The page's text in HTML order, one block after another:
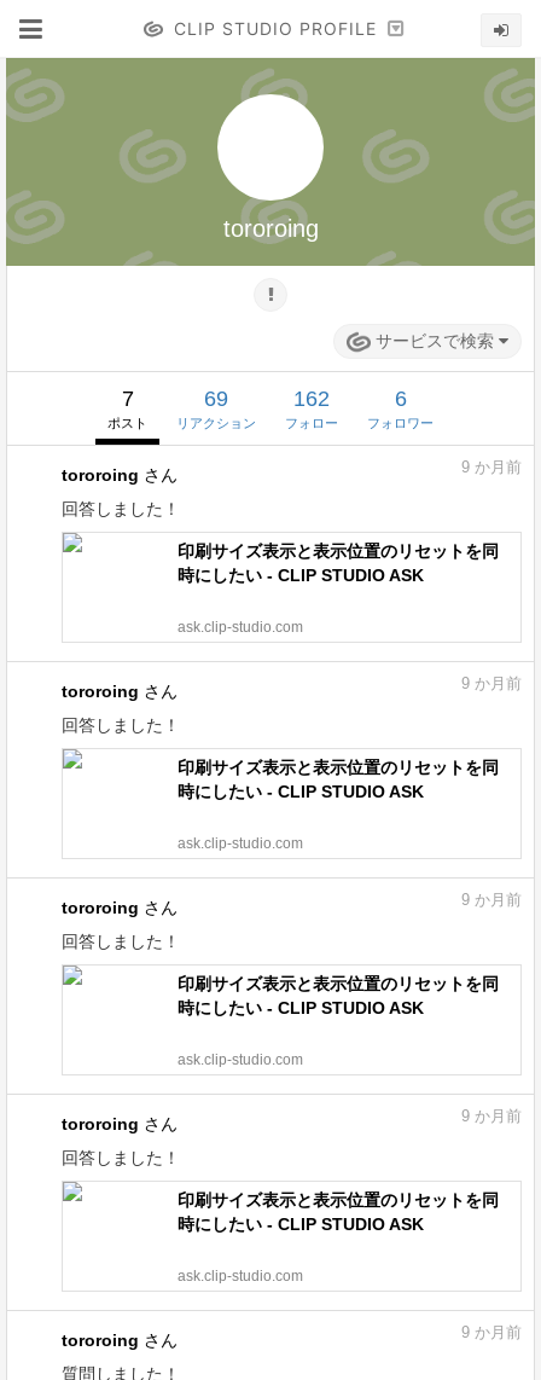
CLIP STUDIO PROFILE
tororoing
サービスで検索
7
ポスト
69
リアクション
162
フォロー
6
フォロワー
tororoing さん
回答しました！
9 か月前
印刷サイズ表示と表示位置のリセットを同
時にしたい - CLIP STUDIO ASK
ask.clip-studio.com
tororoing さん
回答しました！
9 か月前
印刷サイズ表示と表示位置のリセットを同
時にしたい - CLIP STUDIO ASK
ask.clip-studio.com
tororoing さん
回答しました！
9 か月前
印刷サイズ表示と表示位置のリセットを同
時にしたい - CLIP STUDIO ASK
ask.clip-studio.com
tororoing さん
回答しました！
9 か月前
印刷サイズ表示と表示位置のリセットを同
時にしたい - CLIP STUDIO ASK
ask.clip-studio.com
tororoing さん
質問しました！
9 か月前